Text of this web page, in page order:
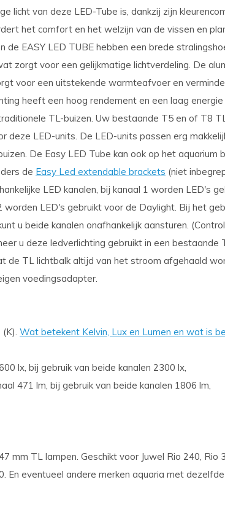
licht van deze LED-Tube is, dankzij zijn
het comfort en het welzijn van de vissen en
de EASY LED TUBE hebben een brede
zorgt voor een gelijkmatige lichtverdeling. De
voor een uitstekende warmteafvoer en
heeft een hoog rendement en een laag energie
TL-buizen. Uw bestaande T5 en of T8
deze LED-units. De LED-units passen erg
De Easy LED Tube kan ook op het aquarium
de Easy Led extendable brackets (niet
LED kanalen, bij kanaal 1 worden LED's
worden LED's gebruikt voor de Daylight. Bij het
u beide kanalen onafhankelijk aansturen.
u deze ledverlichting gebruikt in een bestaande
de TL lichtbalk altijd van het stroom afgehaald
voedingsadapter.
Wat betekent Kelvin, Lux en Lumen en wat is
lx, bij gebruik van beide kanalen 2300 lx,
471 lm, bij gebruik van beide kanalen 1806 lm,
mm TL lampen. Geschikt voor Juwel Rio 240, Rio
En eventueel andere merken aquaria met